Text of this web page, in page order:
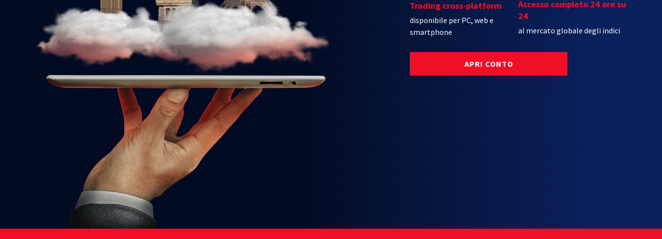
Trading cross-platform
disponibile per PC, web e
smartphone
Accesso completo 24 ore su
24
al mercato globale degli indici
APRI CONTO